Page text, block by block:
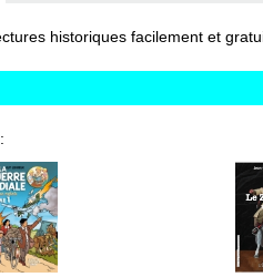
historiques facilement et